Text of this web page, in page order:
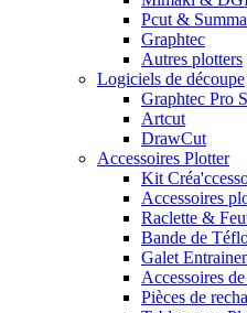
Pcut & Summa
Graphtec
Autres plotters
Logiciels de découpe
Graphtec Pro
Artcut
DrawCut
Accessoires Plotter
Kit
Accessoires
Raclette &
Bande de
Galet
Accessoires
Pièces de